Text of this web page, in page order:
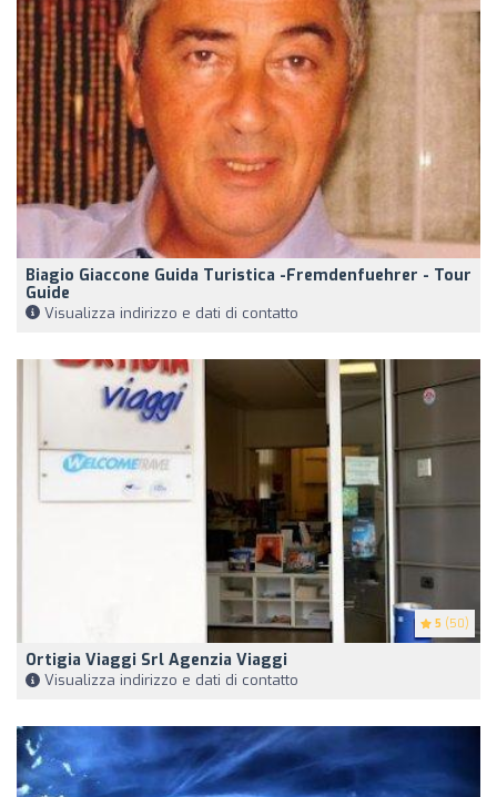
Biagio Giaccone Guida Turistica -Fremdenfuehrer - Tour
Guide
Visualizza indirizzo e dati di contatto
5 (50)
Ortigia Viaggi Srl Agenzia Viaggi
Visualizza indirizzo e dati di contatto